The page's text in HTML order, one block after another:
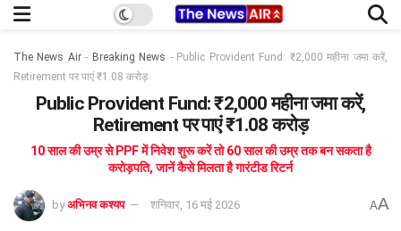
The News Air- Breaking News - Public Provident Fund: ₹2,000 महीना जमा करें,
Retirement पर पाएं ₹1.08 करोड़
Public Provident Fund: ₹2,000 महीना जमा करें,
Retirement पर पाएं ₹1.08 करोड़
10 साल की उम्र से PPF में निवेश शुरू करें तो 60 साल की उम्र तक बन सकता है
करोड़पति, जानें कैसे मिलता है गारंटीड रिटर्न
by अभिनव कश्यप शनिवार, 16 मई 2026 AA